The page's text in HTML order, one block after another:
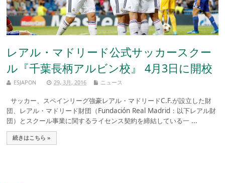
レアル・マドリード公式サッカースクー
ル『千葉長柄アルビン校』 4月3日に開校
ESJAPON 29, 3月, 2016 ニュース
サッカー、スペインリーグ強豪レアル・マドリードC.F.が設立した財
団、レアル・マドリード財団（Fundación Real Madrid：以下レアル財
団）とスクール事業に関するライセンス契約を締結している一 ...
続きはこちら »